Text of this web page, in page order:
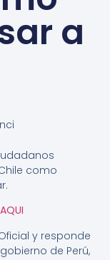
a
como
y responde
de Perú,